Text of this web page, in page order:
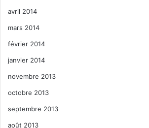
avril 2014
mars 2014
février 2014
janvier 2014
novembre 2013
octobre 2013
septembre 2013
août 2013